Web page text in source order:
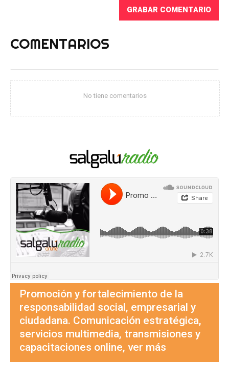
COMENTARIOS
No tiene comentarios
Promoción y fortalecimiento de la
responsabilidad social, empresarial y
ciudadana. Comunicación estratégica,
servicios multimedia, transmisiones y
capacitaciones online, ver más